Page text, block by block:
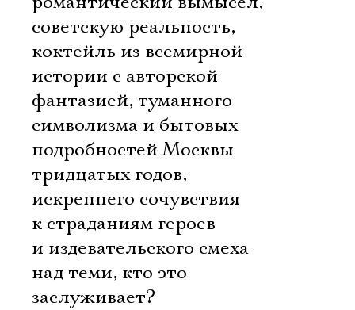
советскую реальность,
коктейль из всемирной
истории с авторской
фантазией, туманного
символизма и бытовых
подробностей Москвы
тридцатых годов,
искреннего сочувствия
к страданиям героев
и издевательского смеха
над теми, кто это
заслуживает?